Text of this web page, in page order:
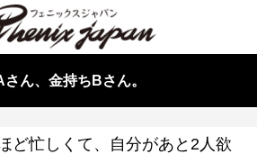
ん、金持ちBさん。
ど忙しくて、自分があと2人欲